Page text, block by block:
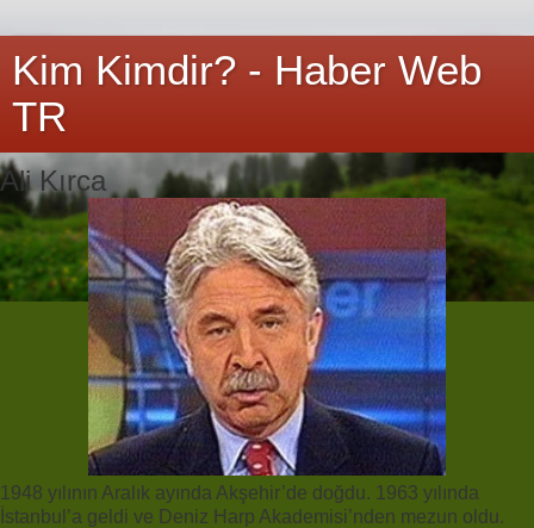
Kim Kimdir? - Haber Web
TR
Ali Kırca
1948 yılının Aralık ayında Akşehir’de doğdu. 1963 yılında
İstanbul’a geldi ve Deniz Harp Akademisi’nden mezun oldu.